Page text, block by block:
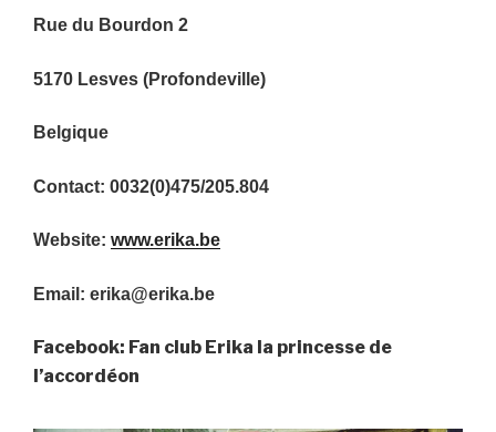
Rue du Bourdon 2
5170 Lesves (Profondeville)
Belgique
Contact: 0032(0)475/205.804
Website: www.erika.be
Email: erika@erika.be
Facebook: Fan club Erika la princesse de
l’accordéon